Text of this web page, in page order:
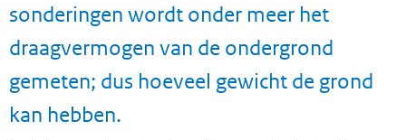
sonderingen wordt onder meer het
draagvermogen van de ondergrond
gemeten; dus hoeveel gewicht de grond
kan hebben.